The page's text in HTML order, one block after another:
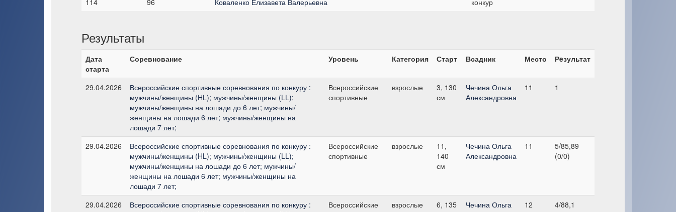
Результаты
Дата
старта
Соревнование Уровень Категория Старт Всадник Место Рeзультат
29.04.2026
Всероссийские спортивные соревнования по конкуру :
мужчины/женщины (HL); мужчины/женщины (LL);
мужчины/женщины на лошади до 6 лет; мужчины/
женщины на лошади 6 лет; мужчины/женщины на
лошади 7 лет;
Всероссийские
спортивные
взрослые
3, 130
см
Чечина Ольга
Александровна
11 1
29.04.2026
Всероссийские спортивные соревнования по конкуру :
мужчины/женщины (HL); мужчины/женщины (LL);
мужчины/женщины на лошади до 6 лет; мужчины/
женщины на лошади 6 лет; мужчины/женщины на
лошади 7 лет;
Всероссийские
спортивные
взрослые
11,
140
см
Чечина Ольга
Александровна
11
5/85,89
(0/0)
29.04.2026
Всероссийские спортивные соревнования по конкуру :
Всероссийские
взрослые
6, 135
Чечина Ольга
12 4/88,1